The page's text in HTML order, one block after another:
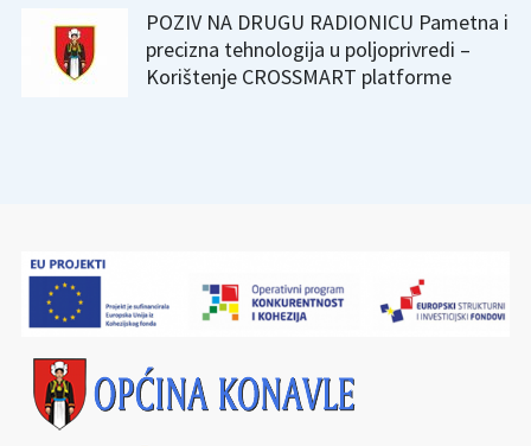
POZIV NA DRUGU RADIONICU Pametna i
precizna tehnologija u poljoprivredi –
Korištenje CROSSMART platforme